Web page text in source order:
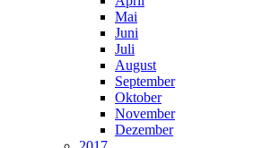
Mai
Juni
Juli
August
September
Oktober
November
Dezember